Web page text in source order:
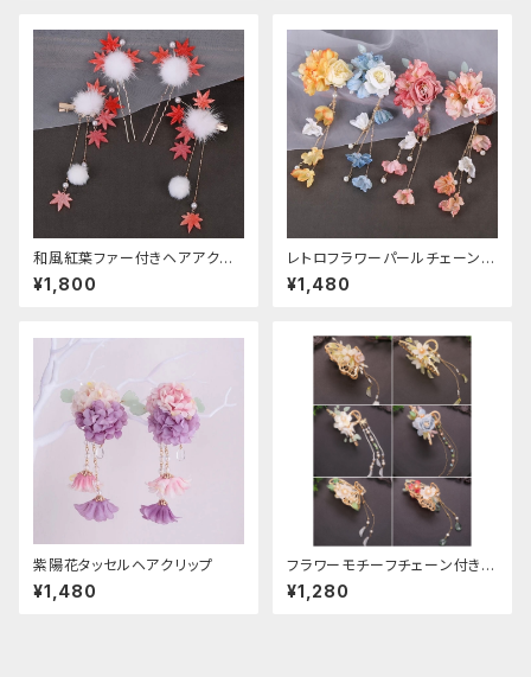
和風紅葉ファー付きヘアアクセ
サリー
¥1,800
レトロフラワーパールチェーンヘ
アクリップ
¥1,480
紫陽花タッセルヘアクリップ
¥1,480
フラワーモチーフチェーン付きヘ
アクリップ
¥1,280